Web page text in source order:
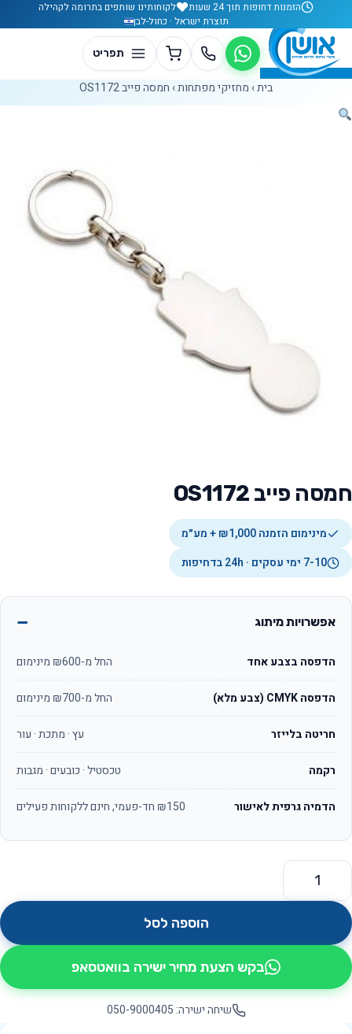
דלג לתוכןהזמנות דחופות תוך 24 שעות
לקוחותינו שותפים בתרומה לקהילה
תוצרת ישראל · כחול-לבן
בית› מחזיקי מפתחות› חמסה פייב OS1172
חמסה פייב OS1172
מינימום הזמנה ₪1,000 + מע״מ
7-10 ימי עסקים · 24h בדחיפות
אפשרויות מיתוג
הדפסה בצבע אחד החל מ-₪600 מינימום
הדפסה CMYK (צבע מלא) החל מ-₪700 מינימום
חריטה בלייזר עץ · מתכת · עור
רקמה טכסטיל · כובעים · מגבות
הדמיה גרפית לאישור ₪150 חד-פעמי, חינם ללקוחות פעילים
כמות של חמסה פייב OS1172
הוספה לסל
בקש הצעת מחיר ישירה בוואטסאפ
שיחה ישירה: 050-9000405